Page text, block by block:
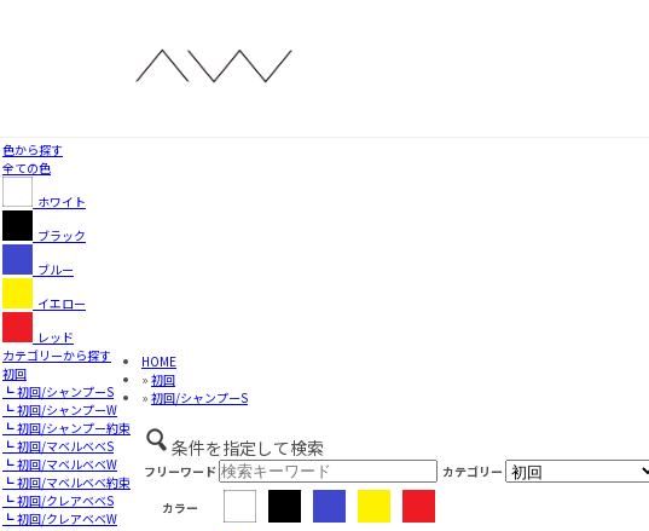
色から探す
全ての色
ホワイト
ブラック
ブルー
イエロー
レッド
カテゴリーから探す
初回
┗ 初回/シャンプーS
┗ 初回/シャンプーW
┗ 初回/シャンプー約束
┗ 初回/マベルベベS
┗ 初回/マベルベベW
┗ 初回/マベルベベ約束
┗ 初回/クレアベベS
┗ 初回/クレアベベW
HOME
» 初回
» 初回/シャンプーS
条件を指定して検索
フリーワード
カテゴリー
カラー